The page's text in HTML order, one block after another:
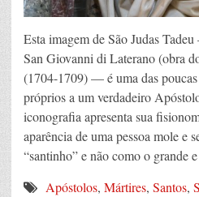
Esta imagem de São Judas
San Giovanni di Laterano (obra
(1704-1709) — é uma das
próprios a um verdadeiro
iconografia apresenta sua
aparência de uma pessoa mole e
“santinho” e não como o grande
Apóstolos, Mártires, Santos,